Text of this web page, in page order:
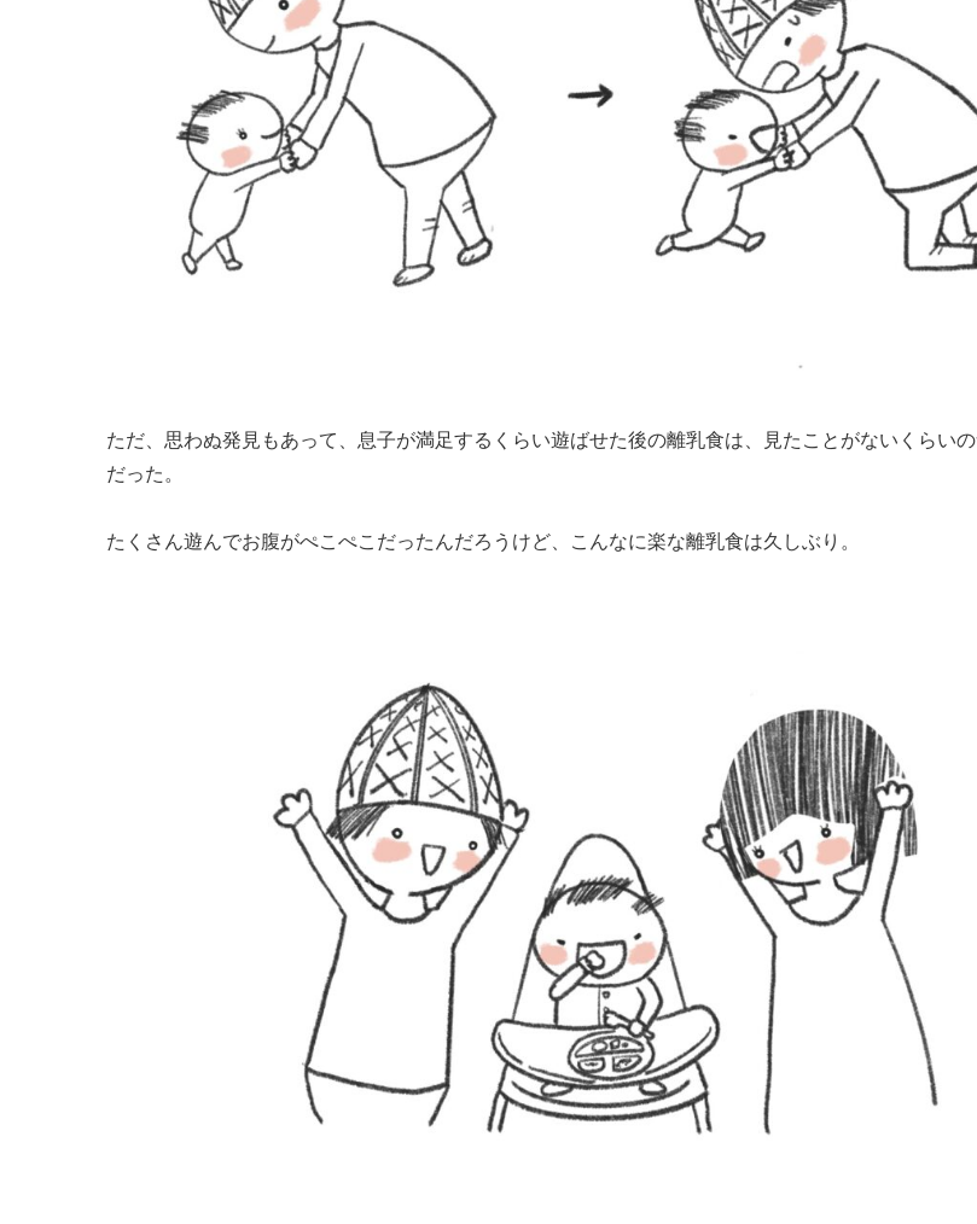
ただ、思わぬ発見もあって、息子が満足するくらい遊ばせた後の離乳食は、見たことがないくらいの
だった。
たくさん遊んでお腹がぺこぺこだったんだろうけど、こんなに楽な離乳食は久しぶり。